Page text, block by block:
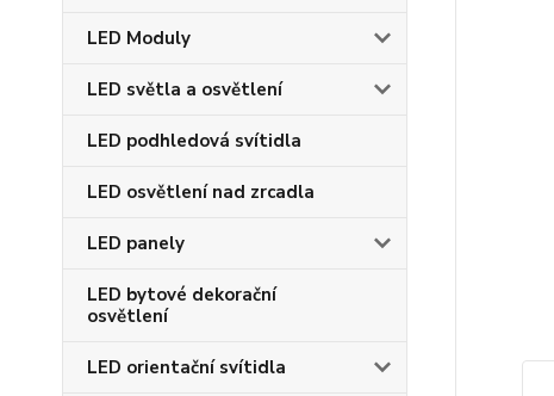
LED Moduly
LED světla a osvětlení
LED podhledová svítidla
LED osvětlení nad zrcadla
LED panely
LED bytové dekorační
osvětlení
LED orientační svítidla